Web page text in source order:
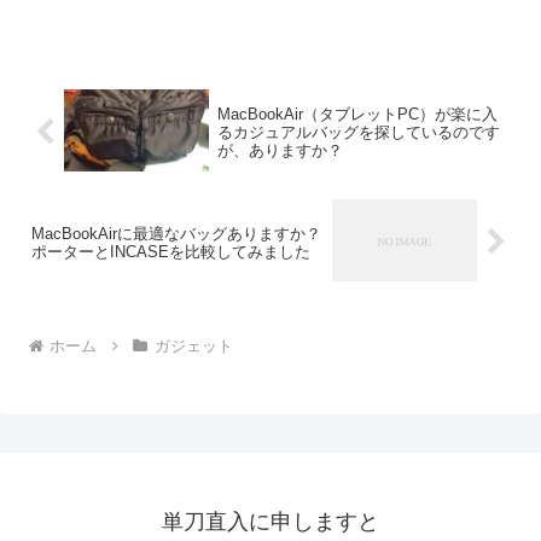
MacBookAir（タブレットPC）が楽に入
るカジュアルバッグを探しているのです
が、ありますか？
MacBookAirに最適なバッグありますか？
ポーターとINCASEを比較してみました
ホーム ガジェット
単刀直入に申しますと